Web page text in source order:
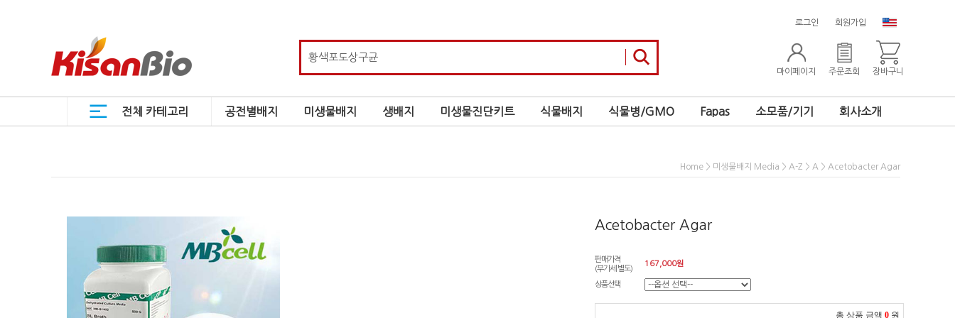
로그인 회원가입
마이페이지 주문조회 장바구니
전체 카테고리 공전별배지 미생물배지 생배지 미생물진단키트 식물배지 식물병/GMO Fapas 소모품/기기 회사소개
Home > 미생물배지 Media > A-Z > A > Acetobacter Agar
Acetobacter Agar
판매가격
(부가세 별도)
167,000원
상품선택
총 상품 금액 0 원